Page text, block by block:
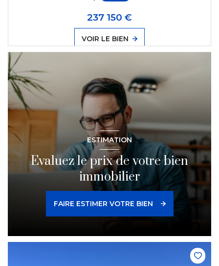
237 150 €
VOIR LE BIEN
ESTIMATION
Evaluez le prix de votre bien
immobilier
FAIRE ESTIMER VOTRE BIEN